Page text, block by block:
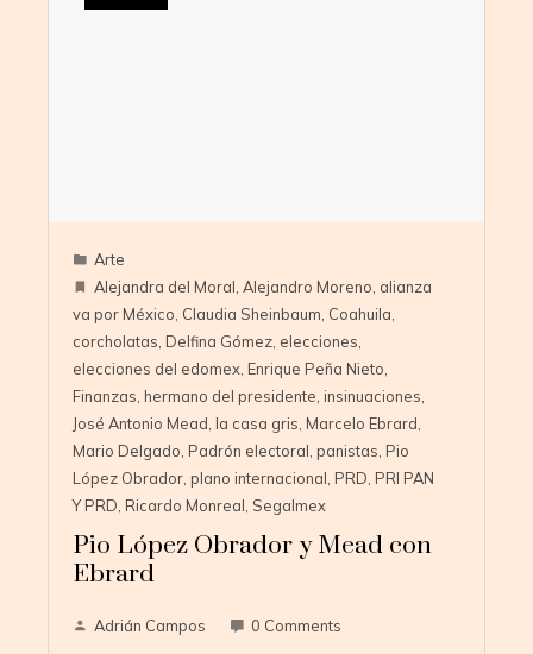
Arte
Alejandra del Moral, Alejandro Moreno, alianza
va por México, Claudia Sheinbaum, Coahuila,
corcholatas, Delfina Gómez, elecciones,
elecciones del edomex, Enrique Peña Nieto,
Finanzas, hermano del presidente, insinuaciones,
José Antonio Mead, la casa gris, Marcelo Ebrard,
Mario Delgado, Padrón electoral, panistas, Pio
López Obrador, plano internacional, PRD, PRI PAN
Y PRD, Ricardo Monreal, Segalmex
Pio López Obrador y Mead con
Ebrard
Adrián Campos 0 Comments